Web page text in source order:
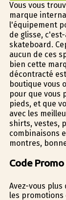
Vous vous
marque
l'équipement
de glisse,
skateboard.
aucun de ces
bien cette
décontracté
boutique vous
pour que vous
pieds, et que
avec les
shirts, vestes,
combinaisons
montres,
Code
Avez-vous
les promotions